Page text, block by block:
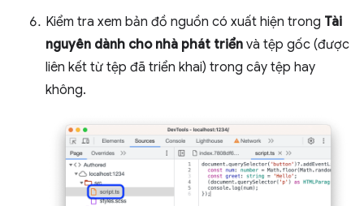
Kiểm tra xem bản đồ nguồn có xuất hiện trong Tài
nguyên dành cho nhà phát triển và tệp gốc (được
liên kết từ tệp đã triển khai) trong cây tệp hay
không.